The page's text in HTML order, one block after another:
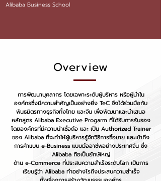
Alibaba Business School
Overview
การพัฒนาบุคลากร โดยเฉพาะระดับผู้บริหาร หรือผู้นำใน
องค์กรซึ่งมีความสำคัญเป็นอย่างยิ่ง TeC จึงได้ร่วมมือกับ
พันธมิตรทางธุรกิจทั้งไทย และจีน เพื่อพัฒนาและนำเสนอ
หลักสูตร Alibaba Executive Progarm ที่ได้รับการรับรอง
โดยองค์กรที่มีความน่าเชื่อถือ และ เป็น Authorized Trainer
ของ Alibaba ที่จะทำให้ผู้บริหารรู้จักวิธีการซื้อขาย และเข้าถึง
การค้าแบบ e-Business แบบมืออาชีพอย่างประเทศจีน ซึ่ง
Alibaba ถือเป็นยักษ์ใหญ่
ด้าน e-Commerce ที่ประสบความสำเร็จระดับโลก เป็นการ
เรียนรู้ว่า Alibaba ทำอย่างไรถึงประสบความสำเร็จ